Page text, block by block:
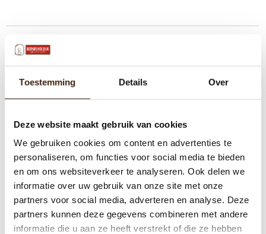
Toestemming Details Over
Deze website maakt gebruik van cookies
We gebruiken cookies om content en advertenties te
personaliseren, om functies voor social media te bieden
en om ons websiteverkeer te analyseren. Ook delen we
informatie over uw gebruik van onze site met onze
partners voor social media, adverteren en analyse. Deze
partners kunnen deze gegevens combineren met andere
informatie die u aan ze heeft verstrekt of die ze hebben